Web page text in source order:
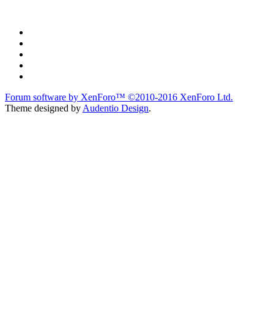
Forum software by XenForo™ ©2010-2016 XenForo Ltd.
Theme designed by Audentio Design.